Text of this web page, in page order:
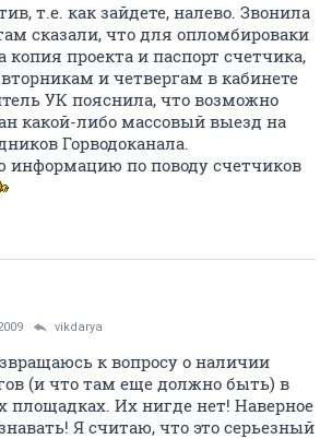
т.е. как зайдете, налево. Звонила
сказали, что для опломбироваки
проекта и паспорт счетчика,
и четвергам в кабинете
УК пояснила, что возможно
какой-либо массовый выезд на
Горводоканала.
информацию по поводу счетчиков
vikdarya
к вопросу о наличии
(и что там еще должно быть) в
площадках. Их нигде нет! Наверное
Я считаю, что это серьезный